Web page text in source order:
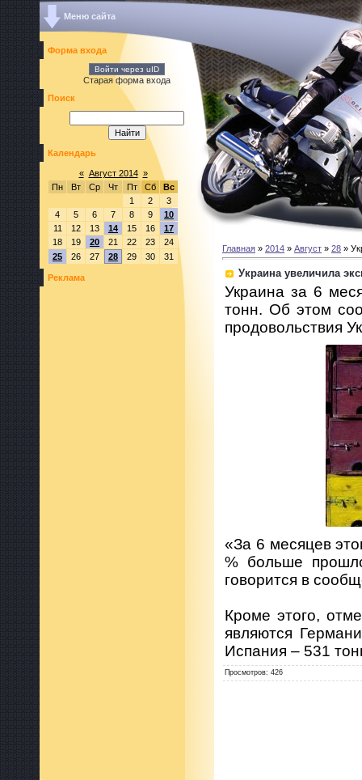
Меню сайта
Форма входа
Войти через uID
Старая форма входа
Поиск
Календарь
« Август 2014 »
Пн
Вт Ср Чт Пт Сб
Вс
1
2
3
4
5 6 7 8 9
10
11
12 13 14 15 16
17
18
19 20 21 22 23
24
25
26 27 28 29 30 31
Реклама
Главная » 2014 » Август » 28 »
Украина увеличила
Украина за 6
тонн. Об этом
продовольствия
«За 6 месяцев
% больше
говорится в
Кроме этого,
являются
Испания – 531
Просмотров: 426